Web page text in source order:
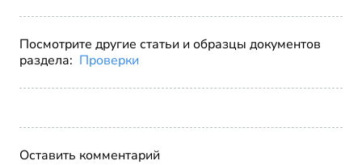
Посмотрите другие статьи и образцы документов
раздела: Проверки
Оставить комментарий